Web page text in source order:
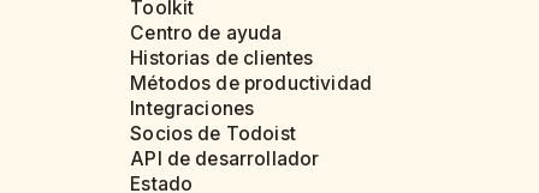
Toolkit
Centro de ayuda
Historias de clientes
Métodos de productividad
Integraciones
Socios de Todoist
API de desarrollador
Estado